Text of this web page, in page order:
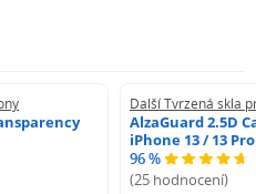
Další Tvrzená skla
AlzaGuard 2.5D
iPhone 13 / 13 Pro
96 %
(25 hodnocení)